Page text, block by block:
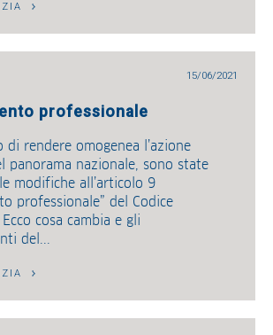
15/06/2021
professionale
di rendere omogenea l’azione
panorama nazionale, sono state
modifiche all’articolo 9
professionale” del Codice
cosa cambia e gli
del...